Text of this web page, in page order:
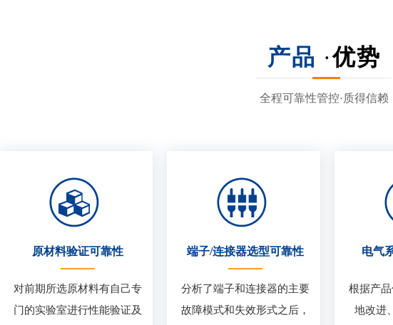
产品 ·优势
全程可靠性管控·质得信赖
原材料验证可靠性
对前期所选原材料有自己专
门的实验室进行性能验证及
端子/连接器选型可靠性
分析了端子和连接器的主要
故障模式和失效形式之后，
电气
根据产
地改进